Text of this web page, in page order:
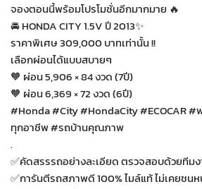
จองตอนนี้พร้อมโปรโมชั่นอีกมากมาย 🔥
🚘 HONDA CITY 1.5V ปี 2013✨
ราคาพิเศษ 309,000 บาทเท่านั้น !!
เลือกผ่อนได้แบบสบายๆ
🧡 ผ่อน 5,906 × 84 งวด (7ปี)
🧡 ผ่อน 6,369 × 72 งวด (6ปี)
#Honda #City #HondaCity #ECOCAR
ทุกอาชีพ #รถบ้านคุณภาพ
.
✅คัดสรรรถอย่างละเอียด ตรวจสอบด้วยที
✅การันตีรถสภาพดี 100% ไมล์แท้ ไม่เคยชน